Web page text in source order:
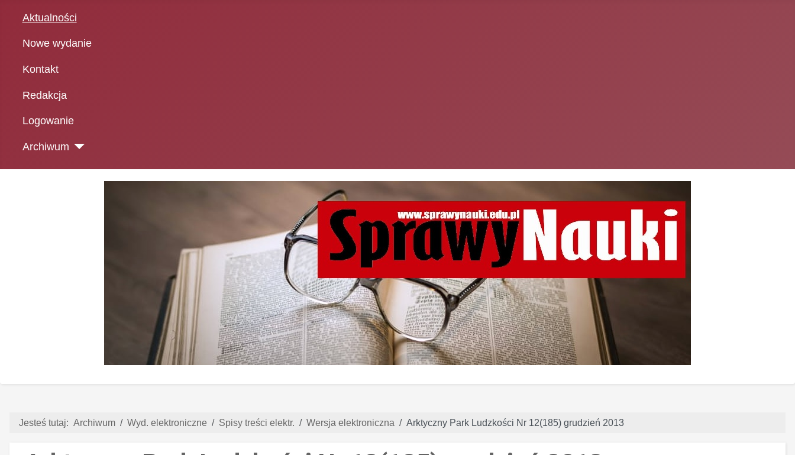
Aktualności
Nowe wydanie
Kontakt
Redakcja
Logowanie
Archiwum
Jesteś tutaj: Archiwum Wyd. elektroniczne Spisy treści elektr. Wersja elektroniczna Arktyczny Park Ludzkości Nr 12(185) grudzień 2013